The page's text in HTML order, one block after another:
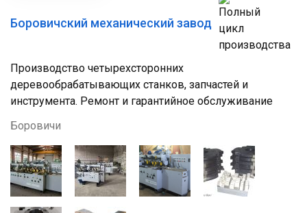
Боровичский механический завод
Производство четырехсторонних
деревообрабатывающих станков, запчастей и
инструмента. Ремонт и гарантийное обслуживание
Боровичи